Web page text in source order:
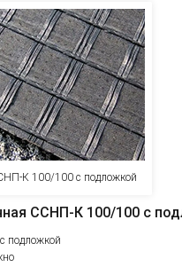
К 100/100 с подложкой
ССНП-К 100/100 с
подложкой